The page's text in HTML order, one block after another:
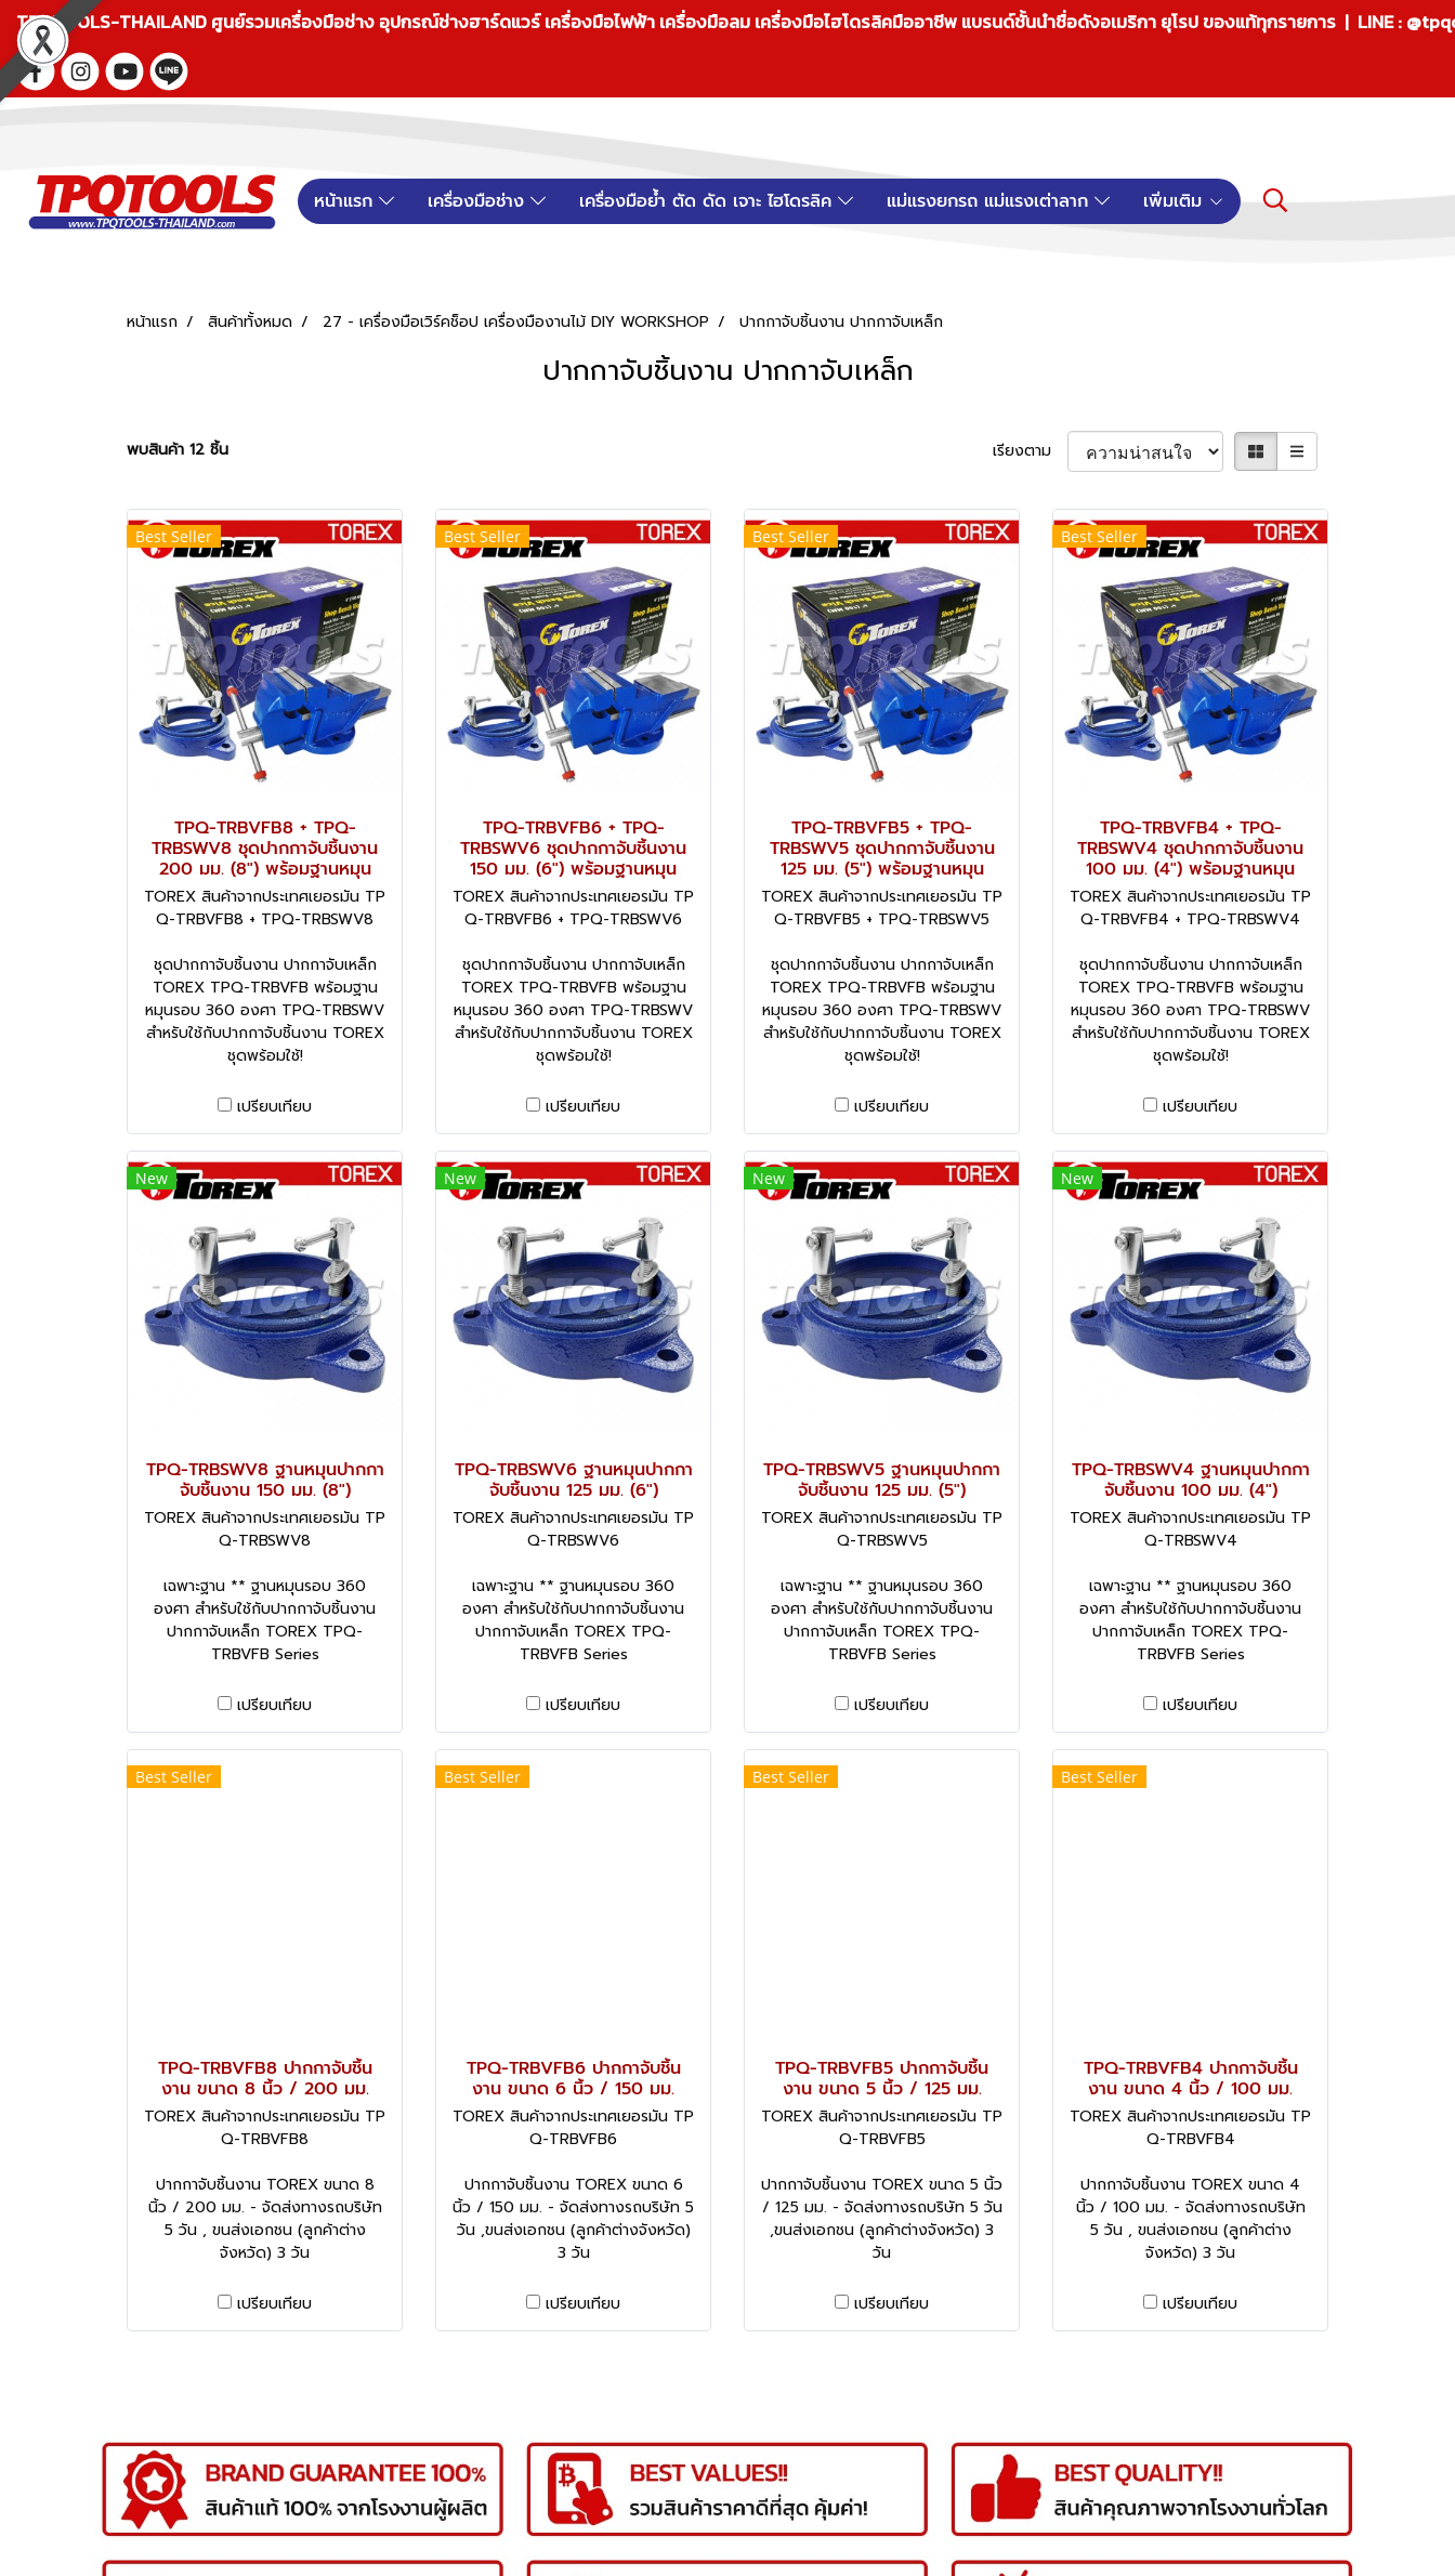
TPQTOOLS-THAILAND ศูนย์รวมเครื่องมือช่าง อุปกรณ์ช่างฮาร์ดแวร์ เครื่องมือไฟฟ้า เครื่องมือลม เครื่องมือไฮโดรลิคมืออาชีพ แบรนด์ชั้นนำชื่อดังอเมริกา ยุโรป ของแท้ทุกรายการ | LINE :
หน้าแรก เครื่องมือช่าง เครื่องมือย้ำ ตัด ดัด เจาะ ไฮโดรลิค แม่แรงยกรถ แม่แรงเต่าลาก เพิ่มเติม
หน้าแรก สินค้าทั้งหมด 27 - เครื่องมือเวิร์คช็อป เครื่องมืองานไม้ DIY WORKSHOP ปากกาจับชิ้นงาน ปากกาจับเหล็ก
ปากกาจับชิ้นงาน ปากกาจับเหล็ก
พบสินค้า 12 ชิ้น เรียงตาม
Best Seller
TPQ-TRBVFB8 + TPQ-
TRBSWV8 ชุดปากกาจับชิ้นงาน
200 มม. (8") พร้อมฐานหมุน
TOREX สินค้าจากประเทศเยอรมัน TP
Q-TRBVFB8 + TPQ-TRBSWV8
ชุดปากกาจับชิ้นงาน ปากกาจับเหล็ก
TOREX TPQ-TRBVFB พร้อมฐาน
หมุนรอบ 360 องศา TPQ-TRBSWV
สำหรับใช้กับปากกาจับชิ้นงาน TOREX
ชุดพร้อมใช้!
เปรียบเทียบ
Best Seller
TPQ-TRBVFB6 + TPQ-
TRBSWV6 ชุดปากกาจับชิ้นงาน
150 มม. (6") พร้อมฐานหมุน
TOREX สินค้าจากประเทศเยอรมัน TP
Q-TRBVFB6 + TPQ-TRBSWV6
ชุดปากกาจับชิ้นงาน ปากกาจับเหล็ก
TOREX TPQ-TRBVFB พร้อมฐาน
หมุนรอบ 360 องศา TPQ-TRBSWV
สำหรับใช้กับปากกาจับชิ้นงาน TOREX
ชุดพร้อมใช้!
เปรียบเทียบ
Best Seller
TPQ-TRBVFB5 + TPQ-
TRBSWV5 ชุดปากกาจับชิ้นงาน
125 มม. (5") พร้อมฐานหมุน
TOREX สินค้าจากประเทศเยอรมัน TP
Q-TRBVFB5 + TPQ-TRBSWV5
ชุดปากกาจับชิ้นงาน ปากกาจับเหล็ก
TOREX TPQ-TRBVFB พร้อมฐาน
หมุนรอบ 360 องศา TPQ-TRBSWV
สำหรับใช้กับปากกาจับชิ้นงาน TOREX
ชุดพร้อมใช้!
เปรียบเทียบ
Best Seller
TPQ-TRBVFB4 + TPQ-
TRBSWV4 ชุดปากกาจับชิ้นงาน
100 มม. (4") พร้อมฐานหมุน
TOREX สินค้าจากประเทศเยอรมัน TP
Q-TRBVFB4 + TPQ-TRBSWV4
ชุดปากกาจับชิ้นงาน ปากกาจับเหล็ก
TOREX TPQ-TRBVFB พร้อมฐาน
หมุนรอบ 360 องศา TPQ-TRBSWV
สำหรับใช้กับปากกาจับชิ้นงาน TOREX
ชุดพร้อมใช้!
เปรียบเทียบ
New
TPQ-TRBSWV8 ฐานหมุนปากกา
จับชิ้นงาน 150 มม. (8")
TOREX สินค้าจากประเทศเยอรมัน TP
Q-TRBSWV8
เฉพาะฐาน ** ฐานหมุนรอบ 360
องศา สำหรับใช้กับปากกาจับชิ้นงาน
ปากกาจับเหล็ก TOREX TPQ-
TRBVFB Series
เปรียบเทียบ
New
TPQ-TRBSWV6 ฐานหมุนปากกา
จับชิ้นงาน 125 มม. (6")
TOREX สินค้าจากประเทศเยอรมัน TP
Q-TRBSWV6
เฉพาะฐาน ** ฐานหมุนรอบ 360
องศา สำหรับใช้กับปากกาจับชิ้นงาน
ปากกาจับเหล็ก TOREX TPQ-
TRBVFB Series
เปรียบเทียบ
New
TPQ-TRBSWV5 ฐานหมุนปากกา
จับชิ้นงาน 125 มม. (5")
TOREX สินค้าจากประเทศเยอรมัน TP
Q-TRBSWV5
เฉพาะฐาน ** ฐานหมุนรอบ 360
องศา สำหรับใช้กับปากกาจับชิ้นงาน
ปากกาจับเหล็ก TOREX TPQ-
TRBVFB Series
เปรียบเทียบ
New
TPQ-TRBSWV4 ฐานหมุนปากกา
จับชิ้นงาน 100 มม. (4")
TOREX สินค้าจากประเทศเยอรมัน TP
Q-TRBSWV4
เฉพาะฐาน ** ฐานหมุนรอบ 360
องศา สำหรับใช้กับปากกาจับชิ้นงาน
ปากกาจับเหล็ก TOREX TPQ-
TRBVFB Series
เปรียบเทียบ
Best Seller
TPQ-TRBVFB8 ปากกาจับชิ้น
งาน ขนาด 8 นิ้ว / 200 มม.
TOREX สินค้าจากประเทศเยอรมัน TP
Q-TRBVFB8
ปากกาจับชิ้นงาน TOREX ขนาด 8
นิ้ว / 200 มม. - จัดส่งทางรถบริษัท
5 วัน , ขนส่งเอกชน (ลูกค้าต่าง
จังหวัด) 3 วัน
เปรียบเทียบ
Best Seller
TPQ-TRBVFB6 ปากกาจับชิ้น
งาน ขนาด 6 นิ้ว / 150 มม.
TOREX สินค้าจากประเทศเยอรมัน TP
Q-TRBVFB6
ปากกาจับชิ้นงาน TOREX ขนาด 6
นิ้ว / 150 มม. - จัดส่งทางรถบริษัท 5
วัน ,ขนส่งเอกชน (ลูกค้าต่างจังหวัด)
3 วัน
เปรียบเทียบ
Best Seller
TPQ-TRBVFB5 ปากกาจับชิ้น
งาน ขนาด 5 นิ้ว / 125 มม.
TOREX สินค้าจากประเทศเยอรมัน TP
Q-TRBVFB5
ปากกาจับชิ้นงาน TOREX ขนาด 5 นิ้ว
/ 125 มม. - จัดส่งทางรถบริษัท 5 วัน
,ขนส่งเอกชน (ลูกค้าต่างจังหวัด) 3
วัน
เปรียบเทียบ
Best Seller
TPQ-TRBVFB4 ปากกาจับชิ้น
งาน ขนาด 4 นิ้ว / 100 มม.
TOREX สินค้าจากประเทศเยอรมัน TP
Q-TRBVFB4
ปากกาจับชิ้นงาน TOREX ขนาด 4
นิ้ว / 100 มม. - จัดส่งทางรถบริษัท
5 วัน , ขนส่งเอกชน (ลูกค้าต่าง
จังหวัด) 3 วัน
เปรียบเทียบ